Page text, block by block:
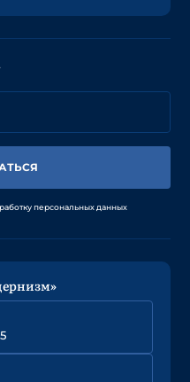
персональных данных